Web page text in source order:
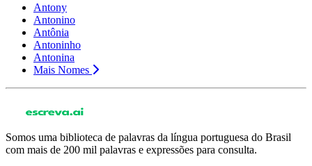
Antony
Antonino
Antônia
Antoninho
Antonina
Mais Nomes
Somos uma biblioteca de palavras da língua portuguesa do Brasil
com mais de 200 mil palavras e expressões para consulta.